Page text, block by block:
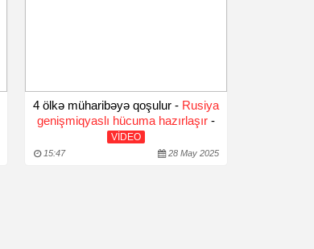
4 ölkə müharibəyə qoşulur - Rusiya
genişmiqyaslı hücuma hazırlaşır-
VİDEO
15:47 28 May 2025